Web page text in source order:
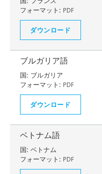
フォーマット: PDF
ダウンロード
ブルガリア語
国: ブルガリア
フォーマット: PDF
ダウンロード
ベトナム語
国: ベトナム
フォーマット: PDF